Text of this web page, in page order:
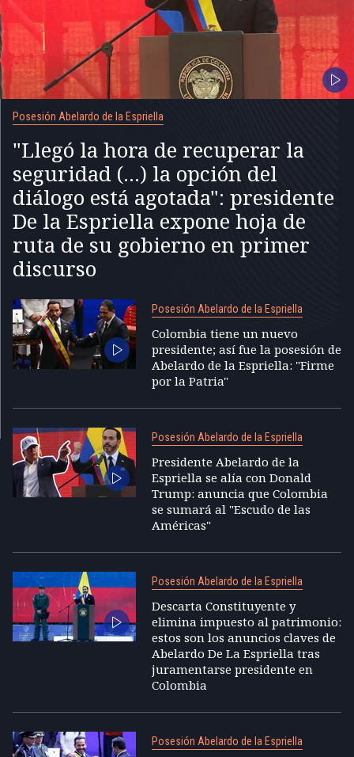
Posesión Abelardo de la Espriella
"Llegó la hora de recuperar la
seguridad (...) la opción del
diálogo está agotada": presidente
De la Espriella expone hoja de
ruta de su gobierno en primer
discurso
Posesión Abelardo de la Espriella
Colombia tiene un nuevo
presidente; así fue la posesión de
Abelardo de la Espriella: "Firme
por la Patria"
Posesión Abelardo de la Espriella
Presidente Abelardo de la
Espriella se alía con Donald
Trump: anuncia que Colombia
se sumará al "Escudo de las
Américas"
Posesión Abelardo de la Espriella
Descarta Constituyente y
elimina impuesto al patrimonio:
estos son los anuncios claves de
Abelardo De La Espriella tras
juramentarse presidente en
Colombia
Posesión Abelardo de la Espriella